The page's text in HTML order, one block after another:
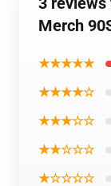
Merch
★★★★★
★★★★☆
★★★☆☆
★★☆☆☆
★☆☆☆☆